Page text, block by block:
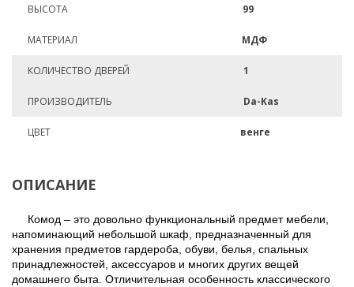
ВЫСОТА 99
МАТЕРИАЛ МДФ
КОЛИЧЕСТВО ДВЕРЕЙ 1
ПРОИЗВОДИТЕЛЬ Da-Kas
ЦВЕТ венге
ОПИСАНИЕ
Комод – это довольно функциональный предмет мебели,
напоминающий небольшой шкаф, предназначенный для
хранения предметов гардероба, обуви, белья, спальных
принадлежностей, аксессуаров и многих других вещей
домашнего быта. Отличительная особенность классического